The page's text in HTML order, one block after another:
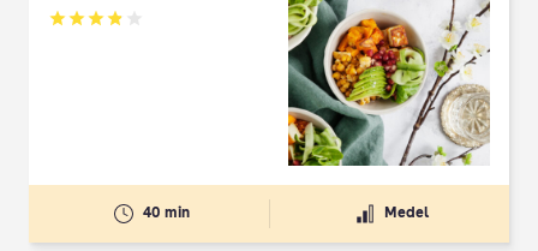
Betyg: 3.87 av 5
40 min Medel